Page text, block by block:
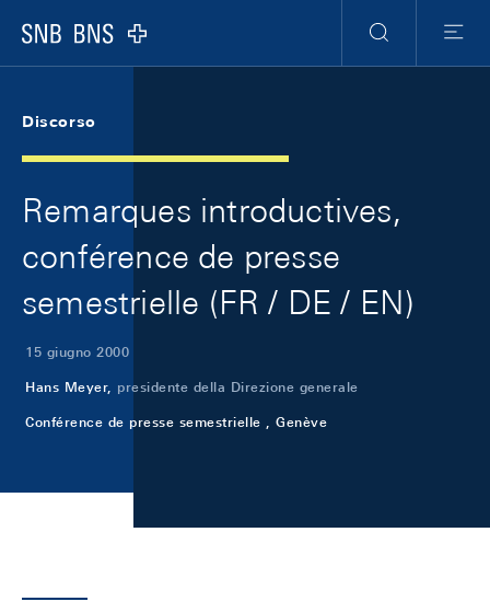
Logo
Ricerca
Menu
Discorso
Remarques introductives,
conférence de presse
semestrielle (FR / DE / EN)
15 giugno 2000
Hans Meyer, presidente della Direzione generale
Conférence de presse semestrielle , Genève